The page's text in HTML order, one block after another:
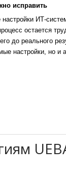
исправить
ИТ-
остается
до реального
настройки, но и